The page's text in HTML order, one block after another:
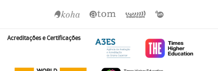
Acreditações e Certificações